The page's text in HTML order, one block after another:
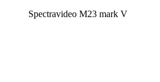
Spectravideo M23 mark V